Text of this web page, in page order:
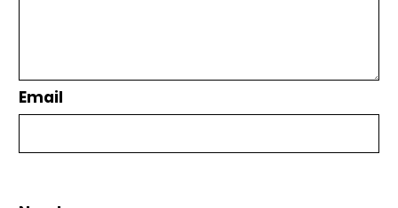
Email